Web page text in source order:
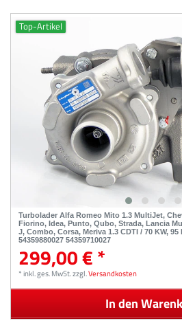
Top-Artikel
Turbolader Alfa Romeo Mito 1.3 MultiJet,
Fiorino, Idea, Punto, Qubo, Strada, Lancia
J, Combo, Corsa, Meriva 1.3 CDTI / 70 KW, 95
54359880027 54359710027
299,00 € *
*inkl. ges. MwSt.zzgl.Versandkosten
In den